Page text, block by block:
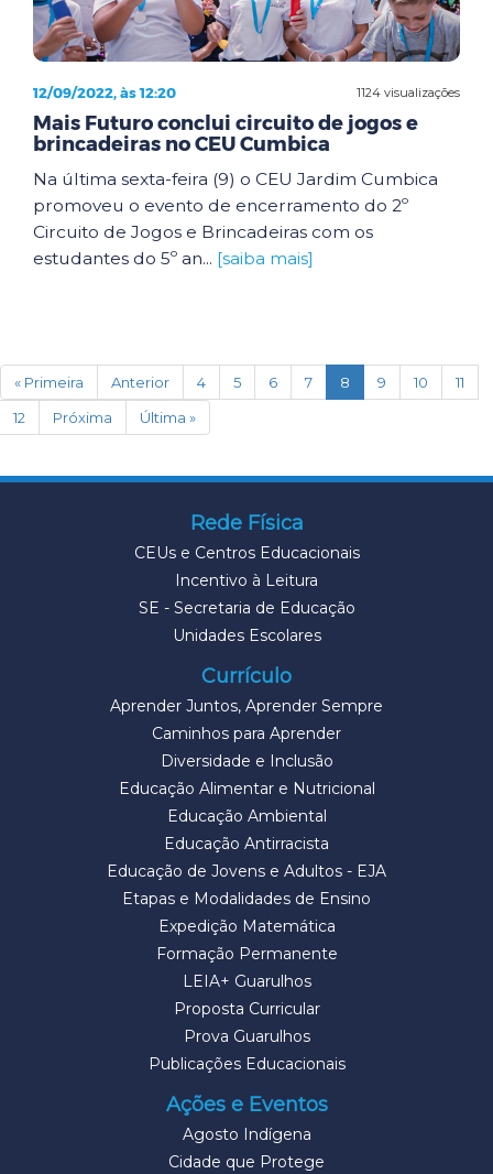
1124 visualizações
12/09/2022, às 12:20
Mais Futuro conclui circuito de jogos e
brincadeiras no CEU Cumbica
Na última sexta-feira (9) o CEU Jardim Cumbica
promoveu o evento de encerramento do 2º
Circuito de Jogos e Brincadeiras com os
estudantes do 5º an... [saiba mais]
« Primeira Anterior 4 5 6 7 8 (current)
9 10
11
12
Próxima Última »
Rede Física
CEUs e Centros Educacionais
Incentivo à Leitura
SE - Secretaria de Educação
Unidades Escolares
Currículo
Aprender Juntos, Aprender Sempre
Caminhos para Aprender
Diversidade e Inclusão
Educação Alimentar e Nutricional
Educação Ambiental
Educação Antirracista
Educação de Jovens e Adultos - EJA
Etapas e Modalidades de Ensino
Expedição Matemática
Formação Permanente
LEIA+ Guarulhos
Proposta Curricular
Prova Guarulhos
Publicações Educacionais
Ações e Eventos
Agosto Indígena
Cidade que Protege